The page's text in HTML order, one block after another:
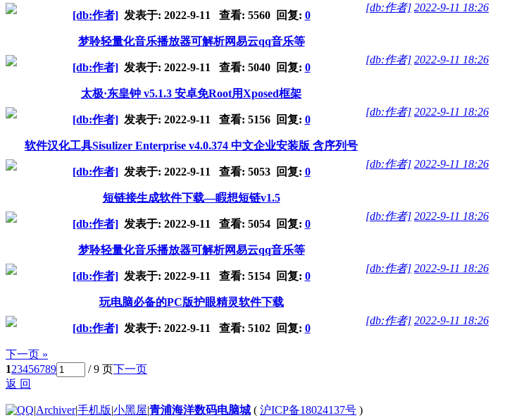
[db:作者]发表于: 2022-9-11 查看: 5560 回复: 0
[db:作者] 2022-9-11 18:26
梦聆轻量化音乐播放器可解析网易云qq音乐等
[db:作者]发表于: 2022-9-11 查看: 5040 回复: 0
[db:作者] 2022-9-11 18:26
太极·东皇钟 v5.1.3 安卓免Root用Xposed框架
[db:作者]发表于: 2022-9-11 查看: 5156 回复: 0
[db:作者] 2022-9-11 18:26
软件汉化工具Sisulizer Enterprise v4.0.374 中文企业安装版 含序列号
[db:作者]发表于: 2022-9-11 查看: 5053 回复: 0
[db:作者] 2022-9-11 18:26
短链接生成软件下载—睱想短链v1.5
[db:作者]发表于: 2022-9-11 查看: 5054 回复: 0
[db:作者] 2022-9-11 18:26
梦聆轻量化音乐播放器可解析网易云qq音乐等
[db:作者]发表于: 2022-9-11 查看: 5154 回复: 0
[db:作者] 2022-9-11 18:26
玩电脑必备的PC版护眼精灵软件下载
[db:作者]发表于: 2022-9-11 查看: 5102 回复: 0
[db:作者] 2022-9-11 18:26
下一页 »
123456789 / 9 页下一页
返 回
|Archiver|手机版|小黑屋|青浦海洋数码电脑城 ( 沪ICP备18024137号 )